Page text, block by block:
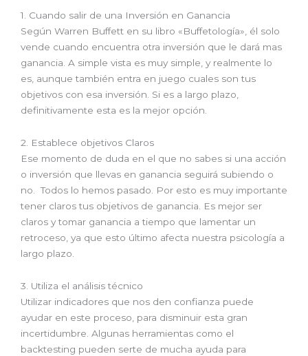
1. Cuando salir de una Inversión en Ganancia
Según Warren Buffett en su libro «Buffetología», él solo
vende cuando encuentra otra inversión que le dará mas
ganancia. A simple vista es muy simple, y realmente lo
es, aunque también entra en juego cuales son tus
objetivos con esa inversión. Si es a largo plazo,
definitivamente esta es la mejor opción.
2. Establece objetivos Claros
Ese momento de duda en el que no sabes si una acción
o inversión que llevas en ganancia seguirá subiendo o
no. Todos lo hemos pasado. Por esto es muy importante
tener claros tus objetivos de ganancia. Es mejor ser
claros y tomar ganancia a tiempo que lamentar un
retroceso, ya que esto último afecta nuestra psicología a
largo plazo.
3. Utiliza el análisis técnico
Utilizar indicadores que nos den confianza puede
ayudar en este proceso, para disminuir esta gran
incertidumbre. Algunas herramientas como el
backtesting pueden serte de mucha ayuda para